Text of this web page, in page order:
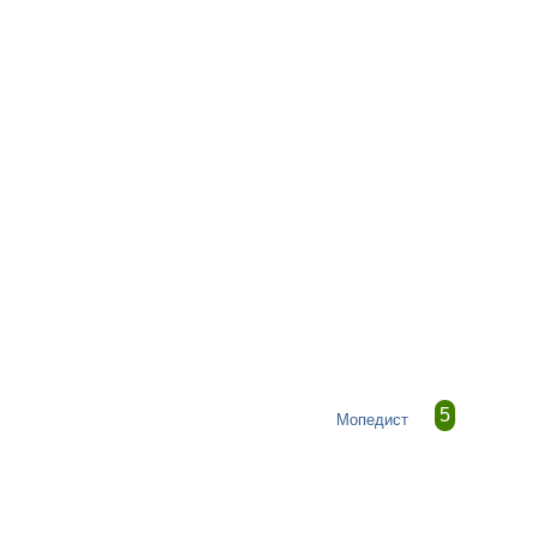
5
Мопедист